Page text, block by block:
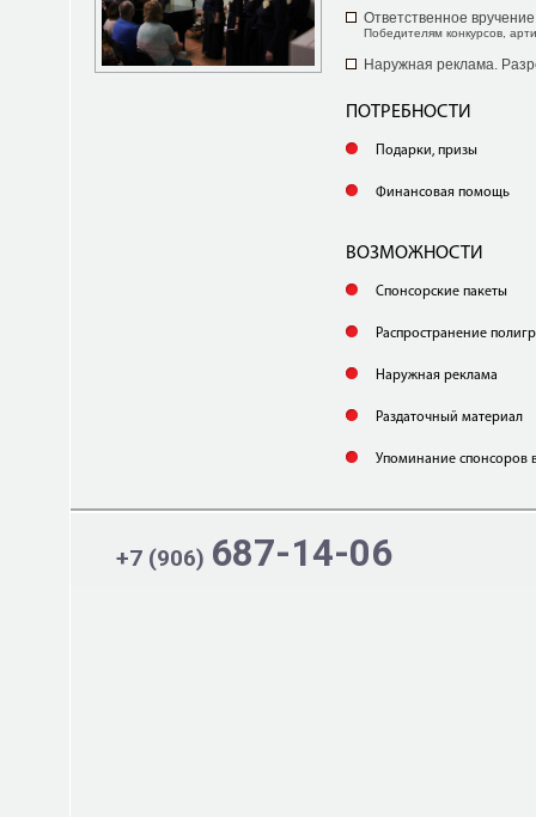
Ответственное
Победителям конкурсов,
Наружная реклама.
ПОТРЕБНОСТИ
Подарки, призы
Финансовая помощь
ВОЗМОЖНОСТИ
Спонсорские пакеты
Распространение
Наружная реклама
Раздаточный материал
Упоминание спонсоров
+7 (906) 687-14-06